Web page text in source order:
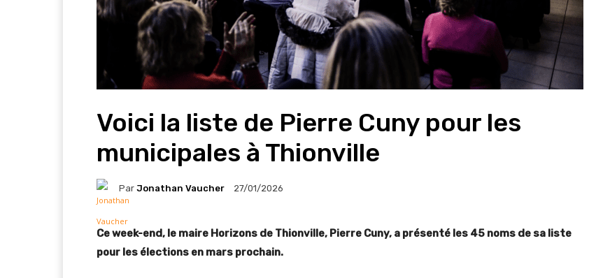
Voici la liste de Pierre Cuny pour les
municipales à Thionville
Par Jonathan Vaucher 27/01/2026
Ce week-end, le maire Horizons de Thionville, Pierre Cuny, a présenté les 45 noms de sa liste
pour les élections en mars prochain.